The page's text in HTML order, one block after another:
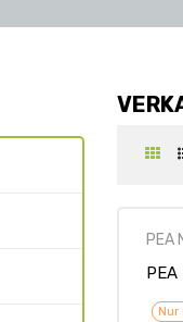
PEA
PEA
Nur